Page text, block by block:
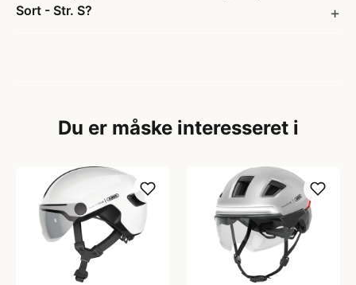
Sort - Str. S?
Du er måske interesseret i